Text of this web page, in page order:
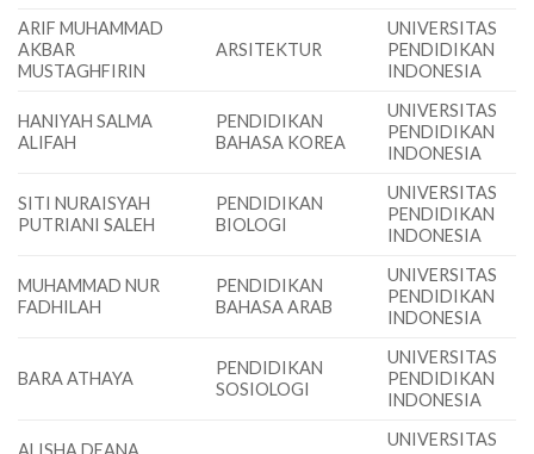
ARIF MUHAMMAD
AKBAR
MUSTAGHFIRIN
ARSITEKTUR
UNIVERSITAS
PENDIDIKAN
INDONESIA
HANIYAH SALMA
ALIFAH
PENDIDIKAN
BAHASA KOREA
UNIVERSITAS
PENDIDIKAN
INDONESIA
SITI NURAISYAH
PUTRIANI SALEH
PENDIDIKAN
BIOLOGI
UNIVERSITAS
PENDIDIKAN
INDONESIA
MUHAMMAD NUR
FADHILAH
PENDIDIKAN
BAHASA ARAB
UNIVERSITAS
PENDIDIKAN
INDONESIA
BARA ATHAYA
PENDIDIKAN
SOSIOLOGI
UNIVERSITAS
PENDIDIKAN
INDONESIA
ALISHA DEANA
UNIVERSITAS